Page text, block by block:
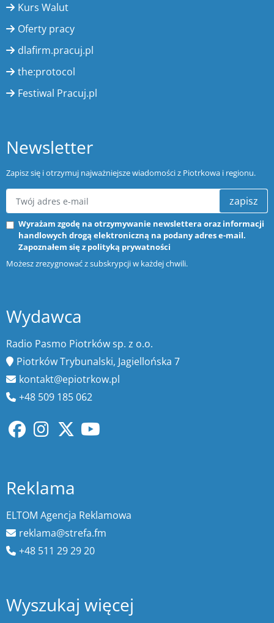
Kurs Walut
Oferty pracy
dlafirm.pracuj.pl
the:protocol
Festiwal Pracuj.pl
Newsletter
Zapisz się i otrzymuj najważniejsze wiadomości z Piotrkowa i regionu.
zapisz
Wyrażam zgodę na otrzymywanie newslettera oraz informacji
handlowych drogą elektroniczną na podany adres e-mail.
Zapoznałem się z polityką prywatności
Możesz zrezygnować z subskrypcji w każdej chwili.
Wydawca
Radio Pasmo Piotrków sp. z o.o.
Piotrków Trybunalski, Jagiellońska 7
kontakt@epiotrkow.pl
+48 509 185 062
Reklama
ELTOM Agencja Reklamowa
reklama@strefa.fm
+48 511 29 29 20
Wyszukaj więcej